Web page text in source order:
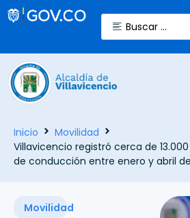
Inicio
Movilidad
Villavicencio registró cerca de
de conducción entre enero y abril
Movilidad